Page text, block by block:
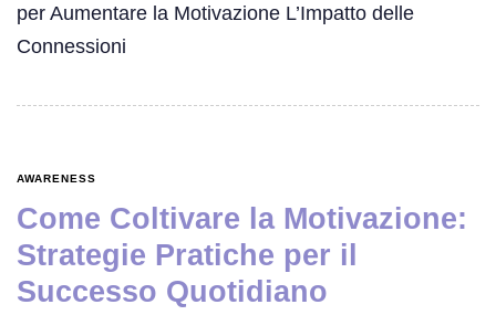
per Aumentare la Motivazione L’Impatto delle
Connessioni
AWARENESS
Come Coltivare la Motivazione:
Strategie Pratiche per il
Successo Quotidiano